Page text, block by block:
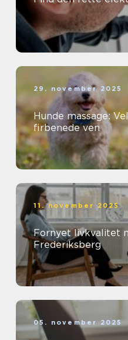
29. november 2025
Hunde massage:
firbenede ven
11. november 2025
Fornyet livkvalitet
Frederiksberg
05. november 2025